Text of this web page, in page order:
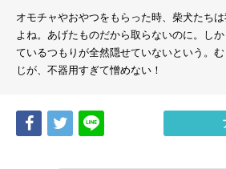
オモチャやおやつをもらった時、柴犬たち
よね。あげたものだから取らないのに。し
ているつもりが全然隠せていないという。
じが、不器用すぎて憎めない！
Share Tweet